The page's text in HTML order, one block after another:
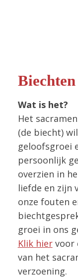
Biechten
Wat is het?
Het
(de biecht)
geloofsgroei
persoonlijk
overzien in
liefde en zijn
onze fouten
groei in ons
Klik hiervoor
van het
verzoening.